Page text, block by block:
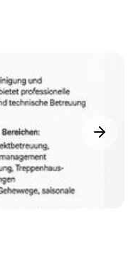
next